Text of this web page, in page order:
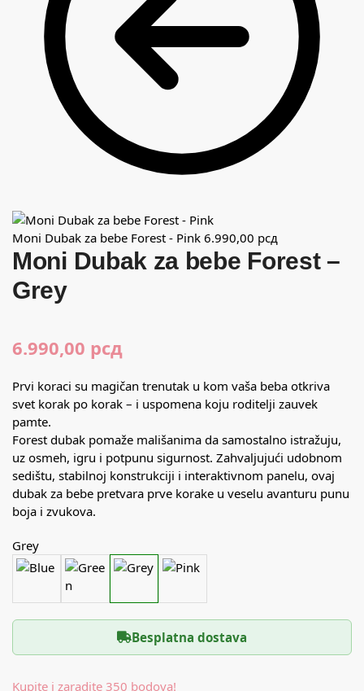
Moni Dubak za bebe Forest - Pink 6.990,00 рсд
Moni Dubak za bebe Forest –
Grey
6.990,00 рсд
Prvi koraci su magičan trenutak u kom vaša beba otkriva
svet korak po korak – i uspomena koju roditelji zauvek
pamte.
Forest dubak pomaže mališanima da samostalno istražuju,
uz osmeh, igru i potpunu sigurnost. Zahvaljujući udobnom
sedištu, stabilnoj konstrukciji i interaktivnom panelu, ovaj
dubak za bebe pretvara prve korake u veselu avanturu punu
boja i zvukova.
Grey
Besplatna dostava
Kupite i zaradite 350 bodova!